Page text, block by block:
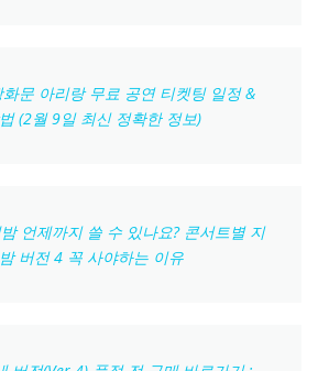
화문 아리랑 무료 공연 티켓팅 일정 &
(2월 9일 최신 정확한 정보)
밤 언제까지 쓸 수 있나요? 콘서트별 지
버전 4 꼭 사야하는 이유